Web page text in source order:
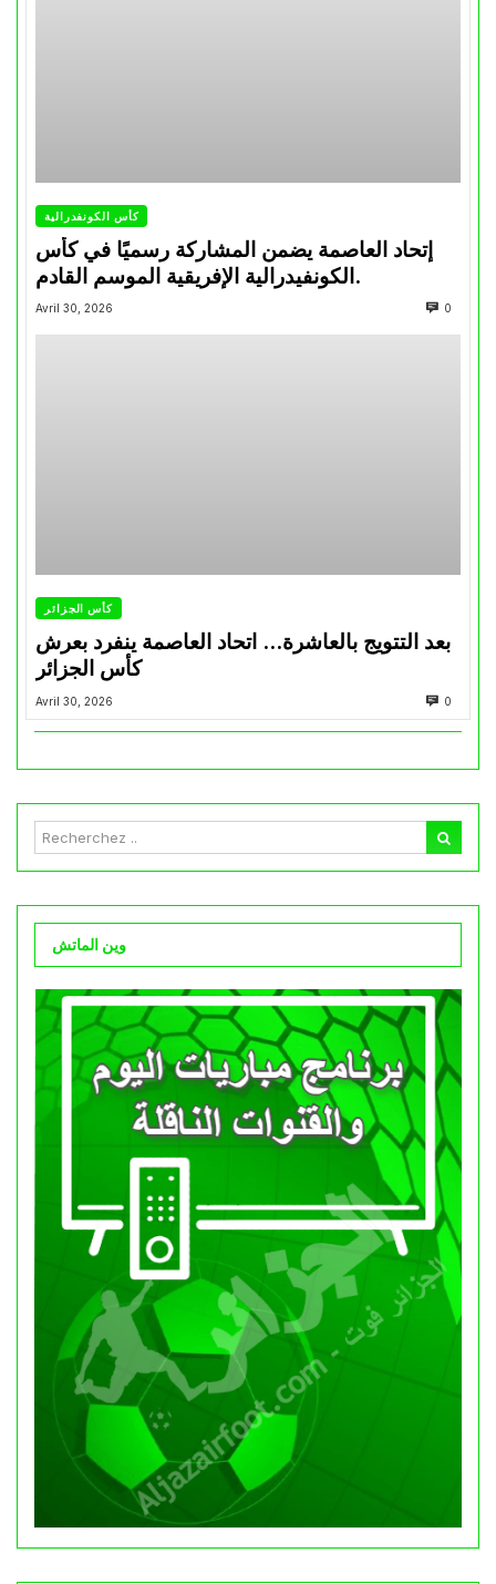
كأس الكونفدرالية
إتحاد العاصمة يضمن المشاركة رسميًا في كأس
الكونفيدرالية الإفريقية الموسم القادم.
Avril 30, 2026 0
كأس الجزائر
بعد التتويج بالعاشرة… اتحاد العاصمة ينفرد بعرش
كأس الجزائر
Avril 30, 2026 0
وين الماتش